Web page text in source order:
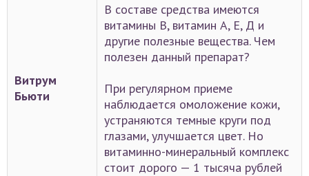
Витрум
Бьюти
В составе средства имеются
витамины В, витамин А, Е, Д и
другие полезные вещества. Чем
полезен данный препарат?
При регулярном приеме
наблюдается омоложение кожи,
устраняются темные круги под
глазами, улучшается цвет. Но
витаминно-минеральный комплекс
стоит дорого — 1 тысяча рублей